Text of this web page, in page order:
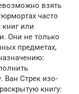
взять
часто
или
Они не только
предметах,
Ван Стрек изо­
книгу: